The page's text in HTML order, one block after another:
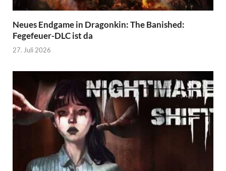
Neues Endgame in Dragonkin: The Banished:
Fegefeuer-DLC ist da
27. Juli 2026